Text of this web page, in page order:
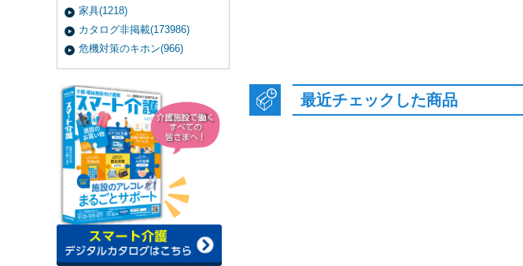
家具(1218)
カタログ非掲載(173986)
危機対策のキホン(966)
最近チェックした商品